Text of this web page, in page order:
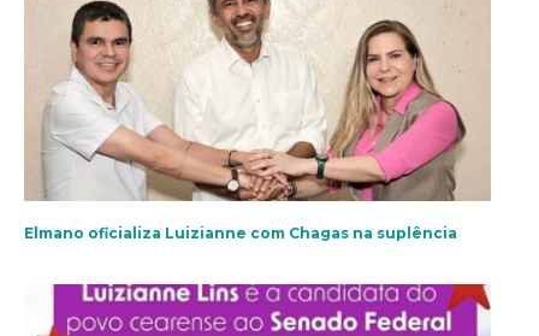
Elmano oficializa Luizianne com Chagas na suplência